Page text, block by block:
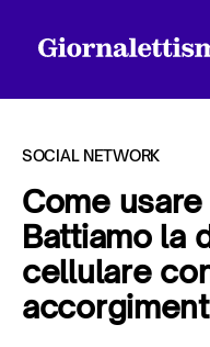
Tutti gli articoli
Chi siamo
SOCIAL NETWORK
Come
Battiamo la
cellulare